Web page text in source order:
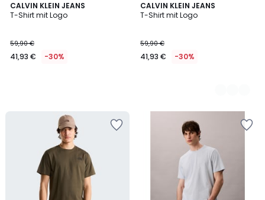
CALVIN KLEIN JEANS
T-Shirt mit Logo
59,90 €
41,93 € -30%
CALVIN KLEIN JEANS
T-Shirt mit Logo
59,90 €
41,93 € -30%
2
Farben